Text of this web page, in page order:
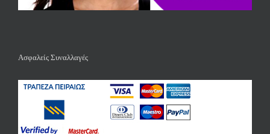
Ασφαλείς Συναλλαγές